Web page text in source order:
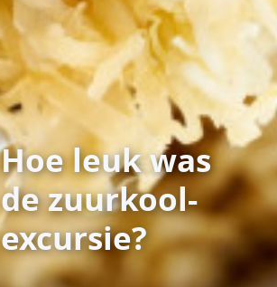
Hoe leuk was
de zuurkool-
excursie?